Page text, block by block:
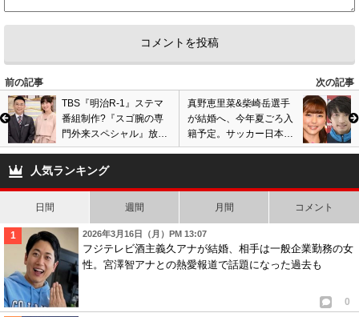
前の記事
次の記事
TBS『明治R-1』ステマ
番組制作?『スゴ腕の専
門外来スペシャル』放送
作家が金銭やり取り?音
声データ流出、週刊文春
真野恵里菜&柴崎岳選手
が結婚へ、今年夏ごろ入
籍予定。サッカー日本代
表と元ハロプロアイドル
人気ランキング
日間 週間 月間 コメント
2026年3月16日（月）PM 13:07
フジテレビ酒主義久アナが結婚、相手は一般企業勤務の女
性。宮澤智アナとの熱愛報道で話題になった過去も
0